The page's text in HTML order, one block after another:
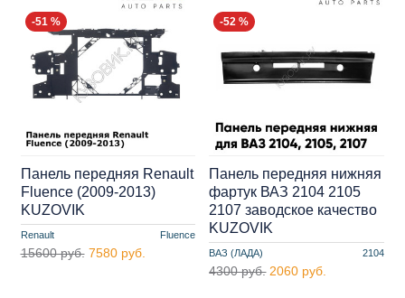
-51 %
Renault Fluence
Панель передняя Renault
Fluence (2009-2013)
KUZOVIK
15600 руб. 7580 руб.
-52 %
ВАЗ (ЛАДА) 2104
Панель передняя нижняя
фартук ВАЗ 2104 2105
2107 заводское качество
KUZOVIK
4300 руб. 2060 руб.